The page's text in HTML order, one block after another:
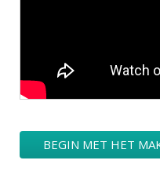
BEGIN MET HET